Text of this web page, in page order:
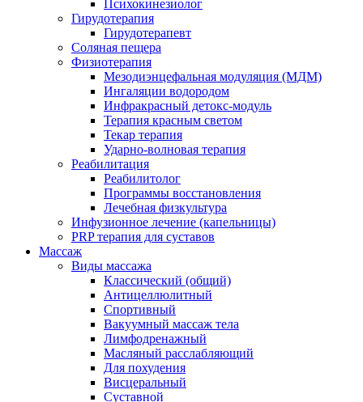
Психокинезиолог
Гирудотерапия
Гирудотерапевт
Соляная пещера
Физиотерапия
Мезодиэнцефальная модуляция (МДМ)
Ингаляции водородом
Инфракрасный детокс-модуль
Терапия красным светом
Текар терапия
Ударно-волновая терапия
Реабилитация
Реабилитолог
Программы восстановления
Лечебная физкультура
Инфузионное лечение (капельницы)
PRP терапия для суставов
Массаж
Виды массажа
Классический (общий)
Антицеллюлитный
Спортивный
Вакуумный массаж тела
Лимфодренажный
Масляный расслабляющий
Для похудения
Висцеральный
Суставной